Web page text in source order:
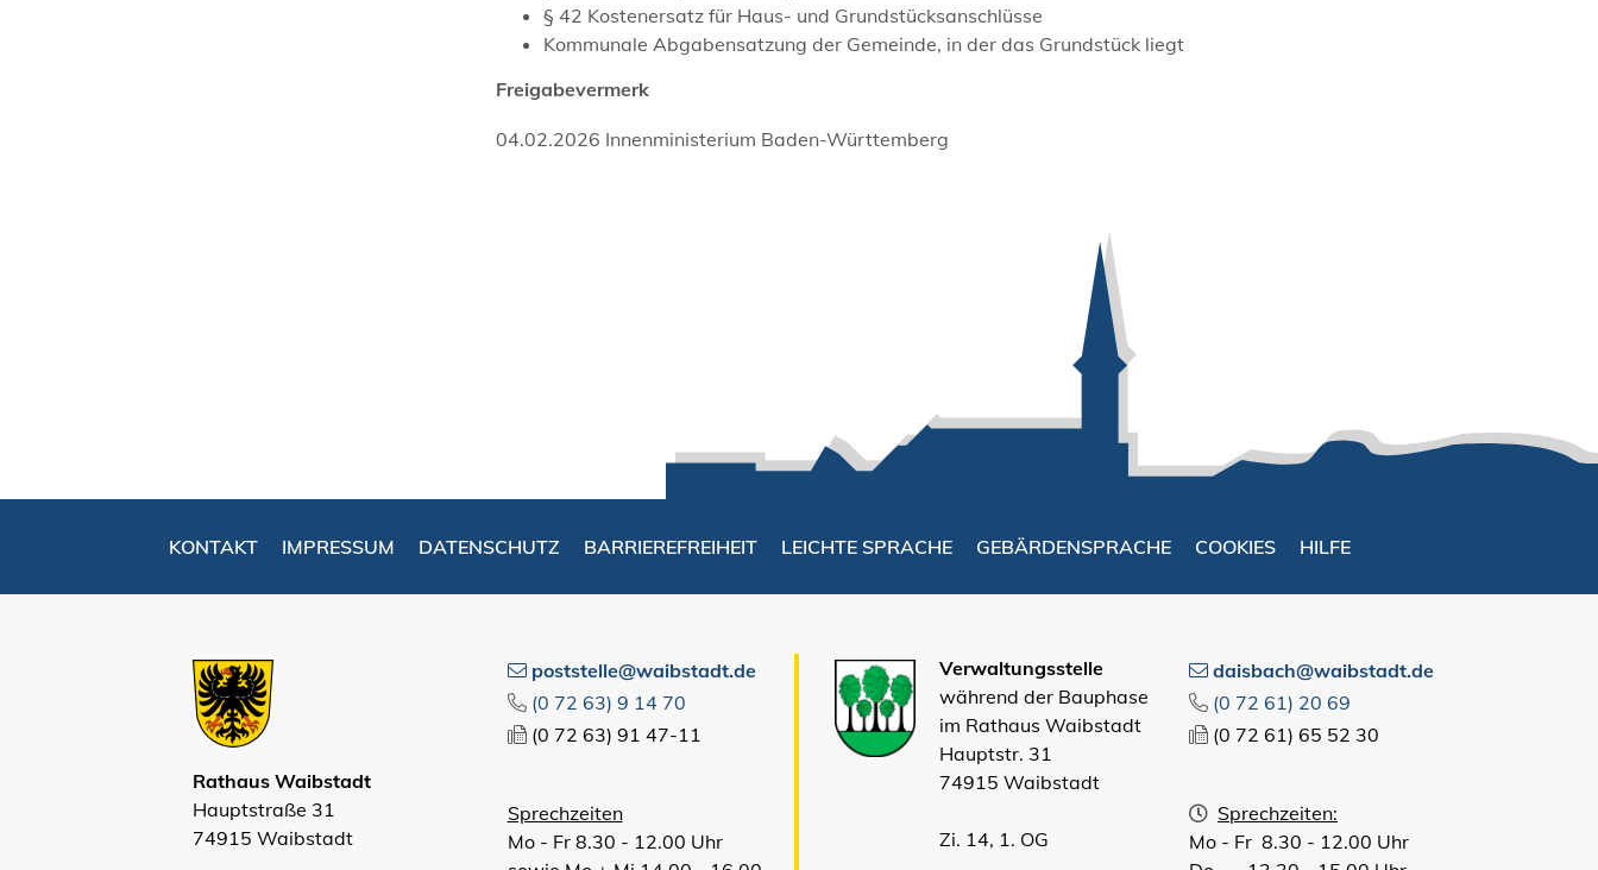
§ 42 Kostenersatz für Haus- und Grundstücksanschlüsse
Kommunale Abgabensatzung der Gemeinde, in der das Grundstück liegt
Freigabevermerk
04.02.2026 Innenministerium Baden-Württemberg
KONTAKT IMPRESSUM DATENSCHUTZ BARRIEREFREIHEIT LEICHTE SPRACHE GEBÄRDENSPRACHE COOKIES HILFE
Rathaus Waibstadt
Hauptstraße 31
74915 Waibstadt
poststelle@waibstadt.de
(0 72 63) 9 14 70
(0 72 63) 91 47-11
Sprechzeiten
Mo - Fr 8.30 - 12.00 Uhr
Verwaltungsstelle
während der Bauphase
im Rathaus Waibstadt
Hauptstr. 31
74915 Waibstadt
Zi. 14, 1. OG
daisbach@waibstadt.de
(0 72 61) 20 69
(0 72 61) 65 52 30
Sprechzeiten:
Mo - Fr 8.30 - 12.00 Uhr